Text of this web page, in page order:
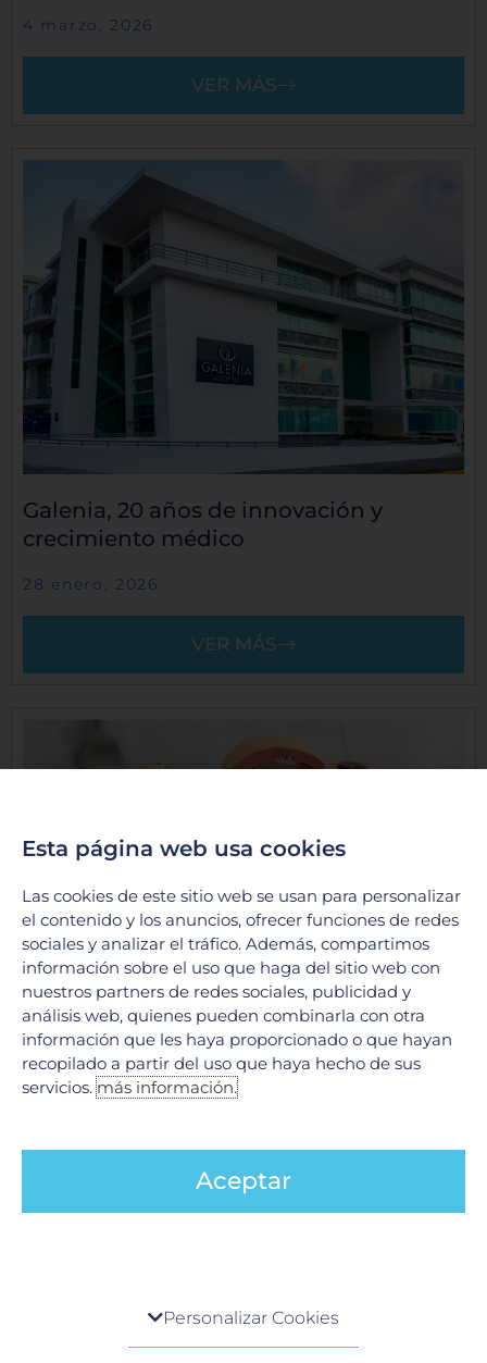
4 marzo, 2026
VER MÁS
Galenia, 20 años de innovación y
crecimiento médico
28 enero, 2026
VER MÁS
La importancia del Checkup
Ginecológico
Esta página web usa cookies
Las cookies de este sitio web se usan para personalizar
el contenido y los anuncios, ofrecer funciones de redes
sociales y analizar el tráfico. Además, compartimos
información sobre el uso que haga del sitio web con
nuestros partners de redes sociales, publicidad y
análisis web, quienes pueden combinarla con otra
información que les haya proporcionado o que hayan
recopilado a partir del uso que haya hecho de sus
servicios.más información.
Aceptar
Cuando visita cualquier sitio web, el mismo podría
Personalizar Cookies